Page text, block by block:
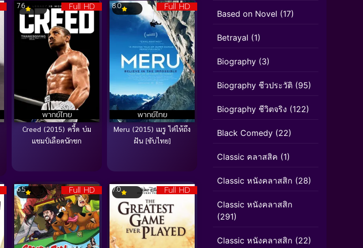
Full HD
พากย์ไทย
7.6
Creed (2015) ครี้ด บ่ม
แชมป์เลือดนักชก
Full HD
พากย์ไทย
8.0
Meru (2015) เมรู ไต่ให้ถึง
ฝัน [ซับไทย]
Full HD
6.5 Full HD
7.0
Based on Novel (17)
Betrayal (1)
Biography (3)
Biography ชีวประวัติ (95)
Biography ชีวิตจริง (122)
Black Comedy (22)
Classic คลาสสิค (1)
Classic หนังคลาสสิก (28)
Classic หนังคลาสสิก
(291)
Classic หนังคลาสสิก (22)